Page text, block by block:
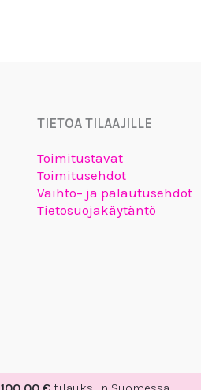
TIETOA TILAAJILLE
Toimitustavat
Toimitusehdot
Vaihto– ja palautusehdot
Tietosuojakäytäntö